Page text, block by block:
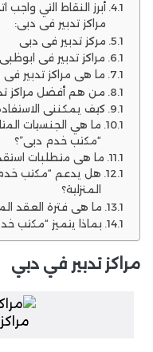
أبرز النقاط التي واجب
مراكز تدبير في دبي:
مركز تدبير في دبي
مراكز تدبير في ابوظبي
ما هي مراكز تدبير في
من هم أفضل مراكز
كيف يمكنني
ما هي الجنسيات
“مكتب خدم دبي”؟
ما هي متطلبات
هل يدعم “مكتب خدم
المنزلية؟
ما هي فترة العقد
بماذا يتميز “مكتب
مراكز تدبير في دبي